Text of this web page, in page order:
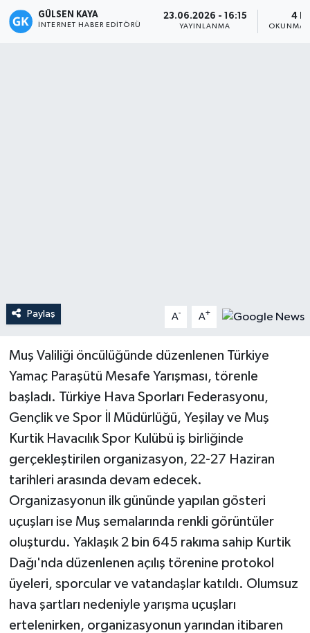
GÜLSEN KAYA
İNTERNET HABER EDITÖRÜ
23.06.2026 - 16:15
YAYINLANMA
4
OKUNMA
Paylaş A- A+
Muş Valiliği öncülüğünde düzenlenen Türkiye
Yamaç Paraşütü Mesafe Yarışması, törenle
başladı. Türkiye Hava Sporları Federasyonu,
Gençlik ve Spor İl Müdürlüğü, Yeşilay ve Muş
Kurtik Havacılık Spor Kulübü iş birliğinde
gerçekleştirilen organizasyon, 22-27 Haziran
tarihleri arasında devam edecek.
Organizasyonun ilk gününde yapılan gösteri
uçuşları ise Muş semalarında renkli görüntüler
oluşturdu. Yaklaşık 2 bin 645 rakıma sahip Kurtik
Dağı'nda düzenlenen açılış törenine protokol
üyeleri, sporcular ve vatandaşlar katıldı. Olumsuz
hava şartları nedeniyle yarışma uçuşları
ertelenirken, organizasyonun yarından itibaren
Mersin